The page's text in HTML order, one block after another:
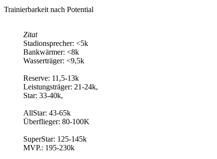
Trainierbarkeit nach Potential
Zitat
Stadionsprecher: <5k
Bankwärmer: <8k
Wasserträger: <9,5k
Reserve: 11,5-13k
Leistungsträger: 21-24k,
Star: 33-40k,
AllStar: 43-65k
Überflieger: 80-100K
SuperStar: 125-145k
MVP.: 195-230k